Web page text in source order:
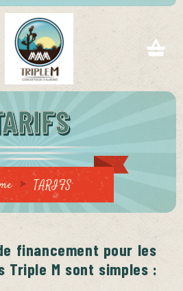
triplem.fr/wp-
triplem.fr/wp-
TARIFS
financement pour les
Triple M sont simples :